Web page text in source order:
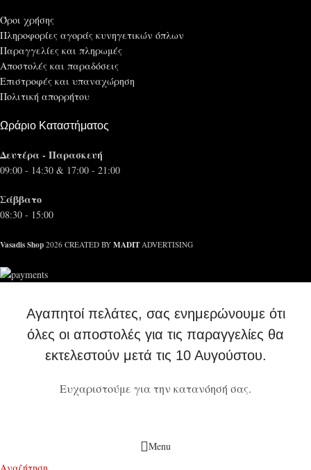
Όροι χρήσης
Πληροφορίες αγοράς κυνηγετικών όπλων
Παραγγελίες και πληρωμές
Αποστολές και παραδόσεις
Επιστροφές και υπαναχώρηση
Πολιτική απορρήτου
Ωράριο Καταστήματος
Δευτέρα - Παρασκευή
09:00 - 14:30 & 17:00 - 21:00
Σάββατο
08:30 - 15:00
Vasadis Shop 2026 CREATED BY MADIT ADVERTISING
Αγαπητοί πελάτες, σας ενημερώνουμε ότι
όλες οι αποστολές για τις παραγγελίες θα
εκτελεστούν μετά τις 10 Αυγούστου.
Ευχαριστούμε για την κατανόησή σας.
Menu